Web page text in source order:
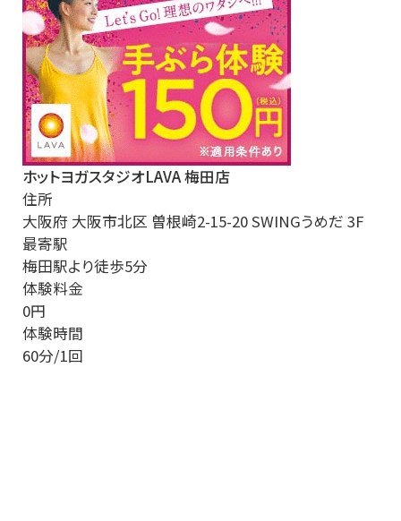
ホットヨガスタジオLAVA 梅田店
住所
大阪府 大阪市北区 曽根崎2-15-20 SWINGうめだ 3F
最寄駅
梅田駅より徒歩5分
体験料金
0円
体験時間
60分/1回